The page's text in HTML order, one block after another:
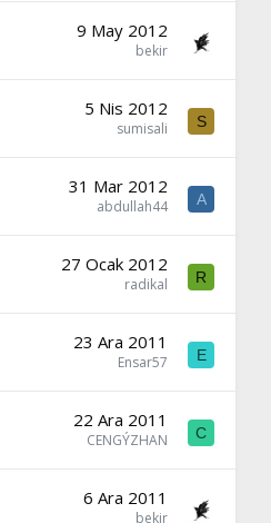
9 May 2012
bekir
5 Nis 2012
sumisali S
31 Mar 2012
abdullah44 A
27 Ocak 2012
radikal R
23 Ara 2011
Ensar57 E
22 Ara 2011
CENGÝZHAN C
6 Ara 2011
bekir